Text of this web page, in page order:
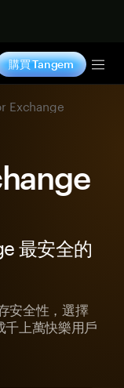
購買 Tangem
Exchange
最安全的
安全性，選擇
上萬快樂用戶